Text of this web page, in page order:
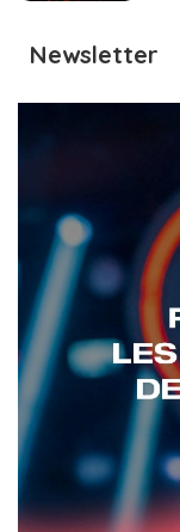
Newsletter